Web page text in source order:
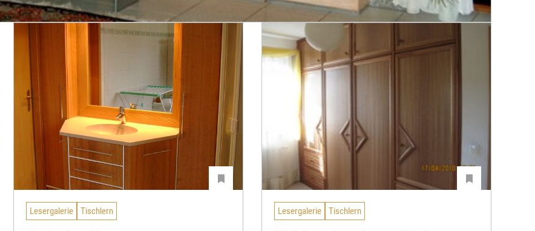
Lesergalerie Tischlern Lesergalerie Tischlern